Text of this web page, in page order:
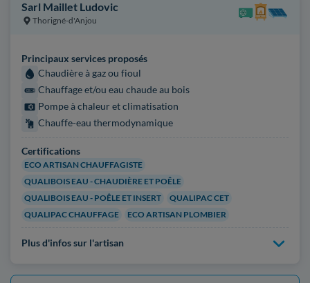
Sarl Maillet Ludovic
Thorigné-d'Anjou
Principaux services proposés
Chaudière à gaz ou fioul
Chauffage et/ou eau chaude au bois
Pompe à chaleur et climatisation
Chauffe-eau thermodynamique
Certifications
ECO ARTISAN CHAUFFAGISTE
QUALIBOIS EAU - CHAUDIÈRE ET POÊLE
QUALIBOIS EAU - POÊLE ET INSERT
QUALIPAC CET
QUALIPAC CHAUFFAGE
ECO ARTISAN PLOMBIER
Plus d'infos sur l'artisan